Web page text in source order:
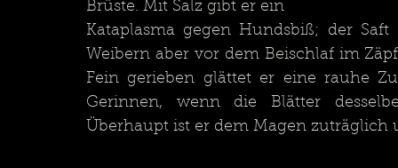
Brüste. Mit Salz gibt er ein
Kataplasma gegen Hundsbiß; der
Weibern aber vor dem Beischlaf im
Fein gerieben glättet er eine rauhe
Gerinnen, wenn die Blätter
Überhaupt ist er dem Magen zuträglich